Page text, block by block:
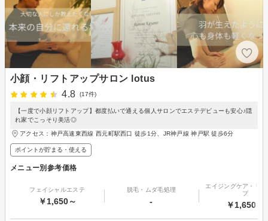
小顔・リフトアップサロン lotus
4.8
(17件)
【一度で小顔リフトアップ】都度払いで通える個人サロンでエステデビューも安心♪隠
れ家でこっそり美活◎
アクセス：神戸高速東西線 西元町駅西口 徒歩1分、JR神戸線 神戸駅 徒歩6分
ポイントが貯まる・使える
メニュー別参考価格
フェイシャルエステ
￥1,650～
脱毛・ムダ毛処理
-
エイジングケア・リ
プ
￥1,650～